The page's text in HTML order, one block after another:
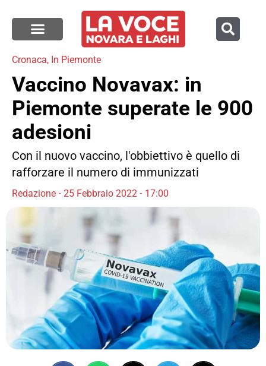
Cronaca, In Piemonte
Vaccino Novavax: in
Piemonte superate le 900
adesioni
Con il nuovo vaccino, l'obbiettivo è quello di
rafforzare il numero di immunizzati
Redazione 25 Febbraio 2022 17:00